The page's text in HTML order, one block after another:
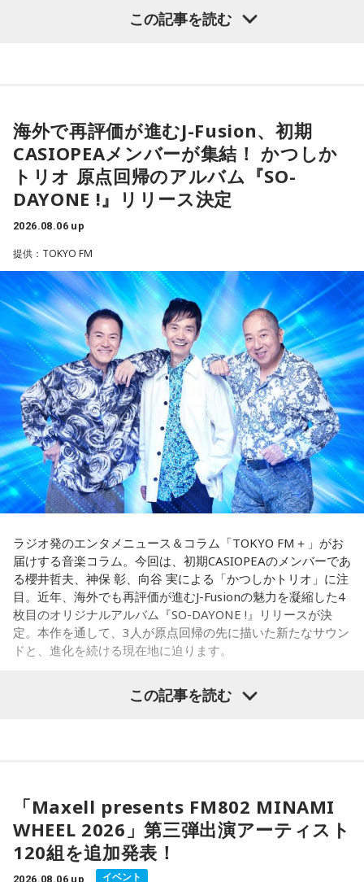
心の奥で「もうこのままでは違う」と感じていたことが浮か
【今日の一言メッセージ】
今日は火星にバーテックスというポイントが重なる日。運命
に導かれ、新時代の生き方やお役目に気がついたり、直感が
降りてきたりするかも！ ぜひアドバイスを参考に行動してみ
てくださいね。
■監修者プロフィール：月野さやか（つきの・さやか）
東京・池袋占い館セレーネ所属。元野村證券トップセールス
という異色の経歴を持つ占星術師。自身の人生の転機をきっ
かけにホロスコープと出会い、星よみによる人生プロデュー
スの道へ。著書『山芋シンデレラ』。経営者から個人まで幅
広くサポートしている。
Webサイト：https://selene-uranai.com/
YouTube：https://www.youtube.com/@ataru-uranai
【6位】獅子座（しし座）
太陽が獅子座を照らす今は、自分の人生を自分で演出してい
【7位】魚座（うお座）
直感の中に「これからの幸せ」のヒントが隠れていそう。損
得や正解より、なぜか惹かれるものを大切にしてみてくださ
い。心が喜ぶ選択が新しいご縁につながるかも。夜は好きな
音楽を聴きながら、叶えたい未来をイメージしてね。
【8位】乙女座（おとめ座）
「ちゃんとしなきゃ」を少し緩めると、毎日がもっと楽しく
続けられる方法を探してみて。仕事のやり方を変えるのもお
すすめ。今日は一つだけ「やらなくていいこと」を決めてみ
ましょう。
【9位】牡牛座（おうし座）
いつもの安心感から少しだけ外へ出てみると、新しい楽しみ
が見つかりそう。大きく変える必要はありません。「ちょっ
と気になる」を試してみるくらいで十分です。今日は行って
みたいお店や場所を一つ探して、誰かを誘ってみてくださ
い。
【10位】蟹座（かに座）
周りを喜ばせることに一生懸命になりすぎて、自分の楽しみ
を忘れていないか確認したい日。今日は誰かのためではなく
「私が嬉しいから」を選んでみてください。今夜は自分だけ
の小さなご褒美時間を作ると心が整いそうです。
【11位】山羊座（やぎ座）
頑張ることが当たり前になっているなら、今日は少し力を抜
いてみて。成果を出すことだけが人生の豊かさではありませ
ん。楽しい、心地いいという感覚を取り戻すことで次の流れ
が見えてきます。今日は仕事を早めに切り上げて好きなこと
ょう。今日はスマホから離れて、好きな音楽や香りと一緒に
ゆっくり過ごしましょう。
【今日の一言メッセージ】
今日は火星にバーテックスというポイントが重なる日。運命
伝説的フュージョンバンド、カシオペアの初期メンバー3人に
よる、かつしかトリオが、4枚目のオリジナルアルバム『SO-
DAYONE !』を10月14日（水）にリリースすることを発表し
ました。近年、海外の若いリスナーを中心に再び注目を集め
ているJ-Fusion。本作は、その王道ともいえる爽快かつパワフ
ルなサウンドへ原点回帰した、かつしかトリオ渾身のニュー
アルバムとなっています。
アルバムタイトルのきっかけとなったのは、あるコンサート
での出来事。演奏後のMCで、メンバーとファンが「やっぱり
J-Fusionは良いよね」という思いを分かち合うなかで生まれた
言葉が、「SO-DAYONE !（そうだよね！）」でした。この言
葉から着想を得た向谷 実を中心に制作が進められ、短期間で
アルバムの骨格が作り上げられていきました。
レコーディングでは、メンバーがそれぞれの演奏環境で個別
に収録する手法を採用。各パートを緻密に構築することで、
フュージョンならではの精密なアレンジと、3人それぞれの個
性が際立つ強固なアンサンブルを実現しています。制作を進
めるなかでは、かつしかトリオにとっても多くの新たな発見
や気づきが生まれ、それらが楽曲をさらに発展させる原動力
となっていきます。メンバーそれぞれが培ってきた経験と感
性を持ち寄りながら、これまでにないアプローチにも向き合
ったことで、3人の新たな可能性を感じさせる作品へと仕上が
っています。
◆多彩な楽曲が描き出す、旅のようなアルバム体験
収録曲には、疾走感あふれる「Twilight Run」、軽快なカッ
ティングが印象的なタイトル曲「SO-DAYONE !」、スリリン
Express」など、かつしかトリオの魅力を存分に味わえる楽
シティポップを想起させるサウンドや、メロディアスなミデ
ィアムナンバー、テクニカルかつファンキーなプレイまで、
多彩な音楽性を凝縮。それぞれの楽曲から異なる風景や物語
が立ち上がり、まるで世界中を巡る旅のような広がりを感じ
させます。楽曲ごとの表情を楽しむだけでなく、アルバムを
この記事を読む
海外で再評価が進むJ-Fusion、初期
CASIOPEAメンバーが集結！ かつしか
トリオ 原点回帰のアルバム『SO-
DAYONE !』リリース決定
2026.08.06 up
提供：TOKYO FM
ラジオ発のエンタメニュース＆コラム「TOKYO FM＋」がお
届けする音楽コラム。今回は、初期CASIOPEAのメンバーであ
る櫻井哲夫、神保 彰、向谷 実による「かつしかトリオ」に注
目。近年、海外でも再評価が進むJ-Fusionの魅力を凝縮した4
枚目のオリジナルアルバム『SO-DAYONE !』リリースが決
定。本作を通して、3人が原点回帰の先に描いた新たなサウン
ドと、進化を続ける現在地に迫ります。
伝説的フュージョンバンド、カシオペアの初期メンバー3人に
よる、かつしかトリオが、4枚目のオリジナルアルバム『SO-
DAYONE !』を10月14日（水）にリリースすることを発表し
ました。近年、海外の若いリスナーを中心に再び注目を集め
この記事を読む
「Maxell presents FM802 MINAMI
WHEEL 2026」第三弾出演アーティスト
120組を追加発表！
2026.08.06 up イベント